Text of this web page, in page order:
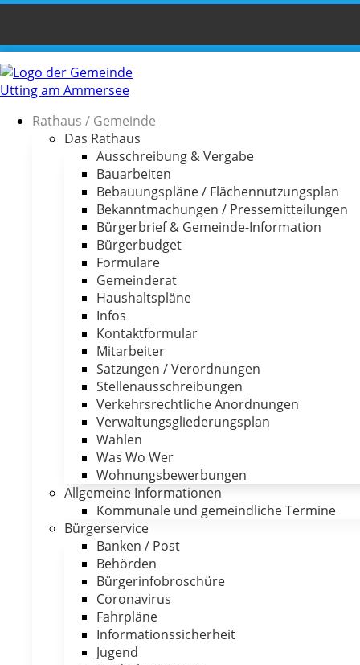
Rathaus / Gemeinde
Das Rathaus
Ausschreibung & Vergabe
Bauarbeiten
Bebauungspläne / Flächennutzungsplan
Bekanntmachungen / Pressemitteilungen
Bürgerbrief & Gemeinde-Information
Bürgerbudget
Formulare
Gemeinderat
Haushaltspläne
Infos
Kontaktformular
Mitarbeiter
Satzungen / Verordnungen
Stellenausschreibungen
Verkehrsrechtliche Anordnungen
Verwaltungsgliederungsplan
Wahlen
Was Wo Wer
Wohnungsbewerbungen
Allgemeine Informationen
Kommunale und gemeindliche Termine
Bürgerservice
Banken / Post
Behörden
Bürgerinfobroschüre
Coronavirus
Fahrpläne
Informationssicherheit
Jugend